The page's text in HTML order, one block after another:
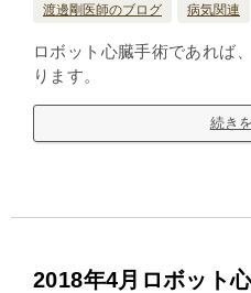
渡邊剛医師のブログ 病気関連
ロボット心臓手術であれば
ります。
続き
2018年4月ロボット